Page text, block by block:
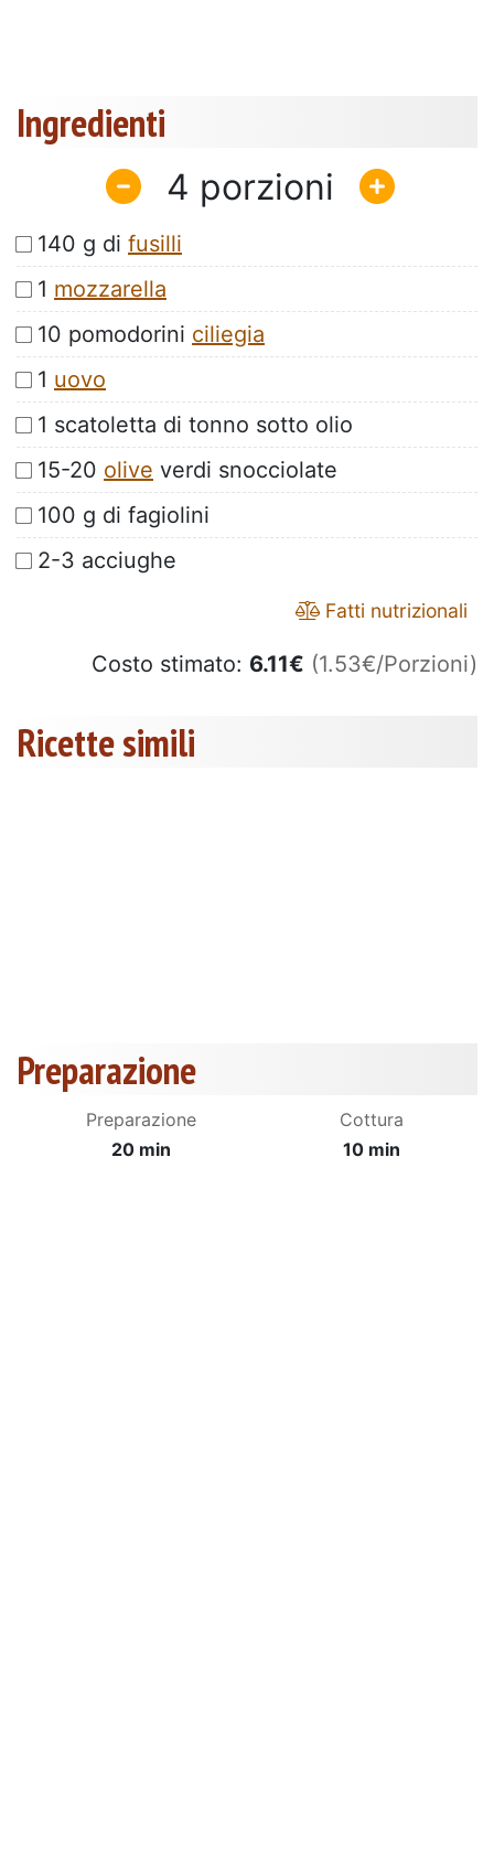
Ingredienti
4
140 g di fusilli
1 mozzarella
10 pomodorini ciliegia
1 uovo
1 scatoletta di tonno sotto olio
15-20 olive verdi snocciolate
100 g di fagiolini
2-3 acciughe
Fatti nutrizionali
Costo stimato: 6.11€ (1.53€/Porzioni)
Ricette simili
Preparazione
Preparazione
20 min
Cottura
10 min